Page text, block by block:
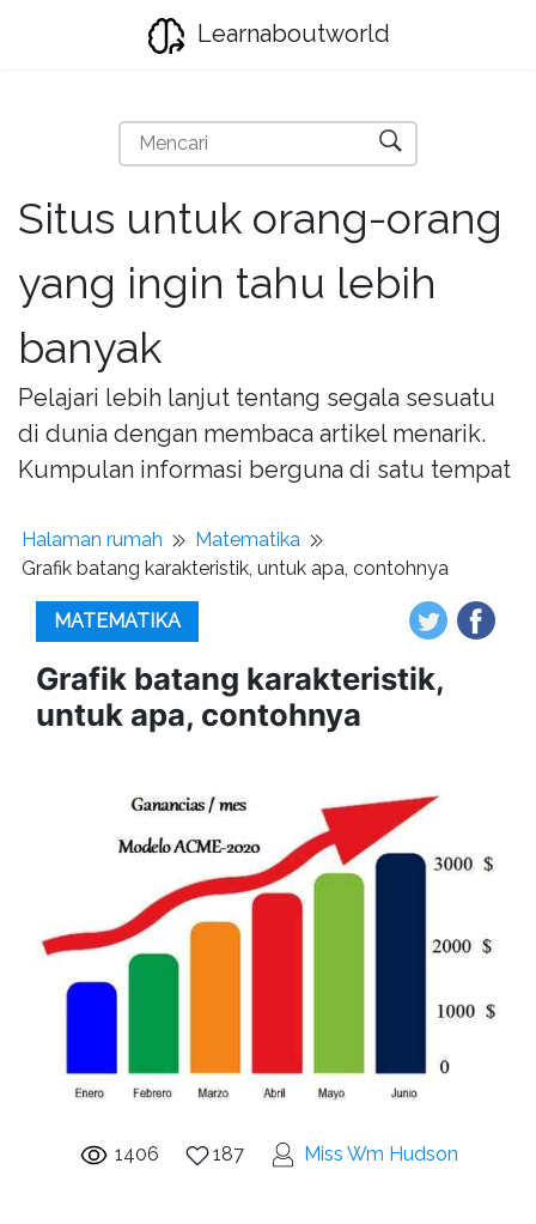
Learnaboutworld
Situs untuk orang-orang
yang ingin tahu lebih
banyak
Pelajari lebih lanjut tentang segala sesuatu
di dunia dengan membaca artikel menarik.
Kumpulan informasi berguna di satu tempat
Halaman rumah
Matematika
Grafik batang karakteristik, untuk apa, contohnya
MATEMATIKA
Grafik batang karakteristik,
untuk apa, contohnya
1406 187 Miss Wm Hudson